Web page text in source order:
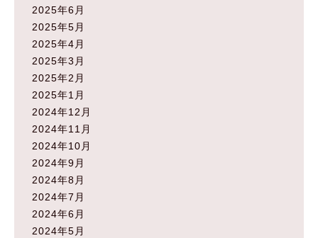
2025年6月
2025年5月
2025年4月
2025年3月
2025年2月
2025年1月
2024年12月
2024年11月
2024年10月
2024年9月
2024年8月
2024年7月
2024年6月
2024年5月